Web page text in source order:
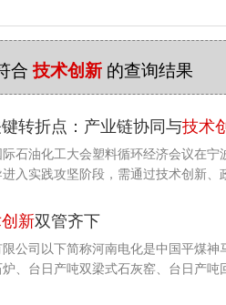
合技术创新 的查询结果
转折点：产业链协同与技术
石油化工大会塑料循环经济会议在
入实践攻坚阶段，需通过技术创新
新双管齐下
公司以下简称河南电化是中国平煤
、台日产吨双梁式石灰窑、台日产